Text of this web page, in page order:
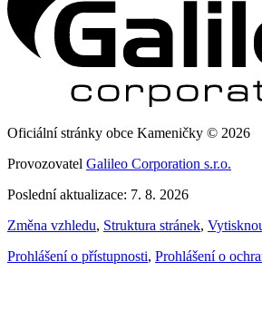
Oficiální stránky obce Kameničky © 2026
Provozovatel Galileo Corporation s.r.o.
Poslední aktualizace: 7. 8. 2026
Změna vzhledu, Struktura stránek,
Prohlášení o přístupnosti, Prohlášení o